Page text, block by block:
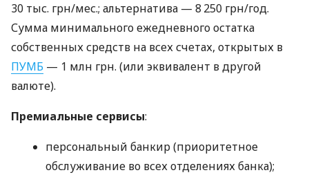
30 тыс. грн/мес.; альтернатива — 8 250 грн/год.
Сумма минимального ежедневного остатка
собственных средств на всех счетах, открытых в
ПУМБ — 1 млн грн. (или эквивалент в другой
валюте).
Премиальные сервисы:
персональный банкир (приоритетное
обслуживание во всех отделениях банка);